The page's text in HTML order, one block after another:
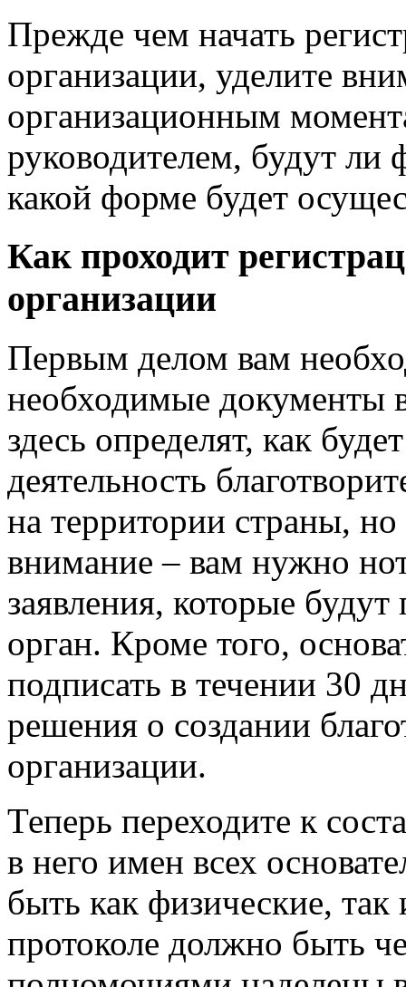
Прежде чем начать
организации, уделите
организационным
руководителем, будут ли
какой форме будет
Как проходит
организации
Первым делом вам
необходимые документы
здесь определят, как
деятельность
на территории страны,
внимание – вам нужно
заявления, которые
орган. Кроме того,
подписать в течении 30
решения о создании
организации.
Теперь переходите к
в него имен всех
быть как физические,
протоколе должно быть